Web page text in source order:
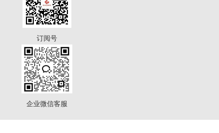
订阅号
企业微信客服